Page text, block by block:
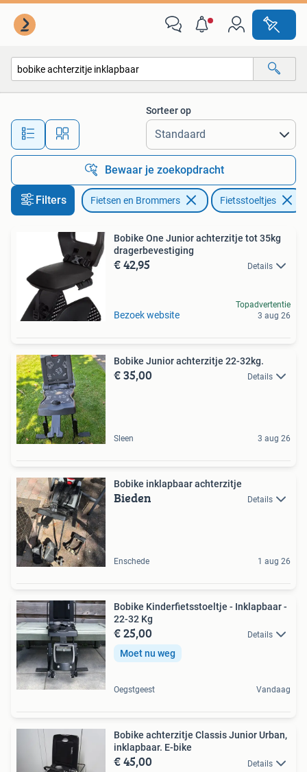
Alle afstanden…
Sorteer op
Bewaar je zoekopdracht
Filters Fietsen en Brommers Fietsstoeltjes
Bobike One Junior achterzitje tot 35kg
dragerbevestiging
€ 42,95 Details
Bezoek website
Topadvertentie
3 aug 26
Bobike Junior achterzitje 22-32kg.
€ 35,00 Details
Sleen 3 aug 26
Bobike inklapbaar achterzitje
Bieden Details
Enschede 1 aug 26
Bobike Kinderfietsstoeltje - Inklapbaar -
22-32 Kg
€ 25,00 Details
Moet nu weg
Oegstgeest Vandaag
Bobike achterzitje Classis Junior Urban,
inklapbaar. E-bike
€ 45,00 Details